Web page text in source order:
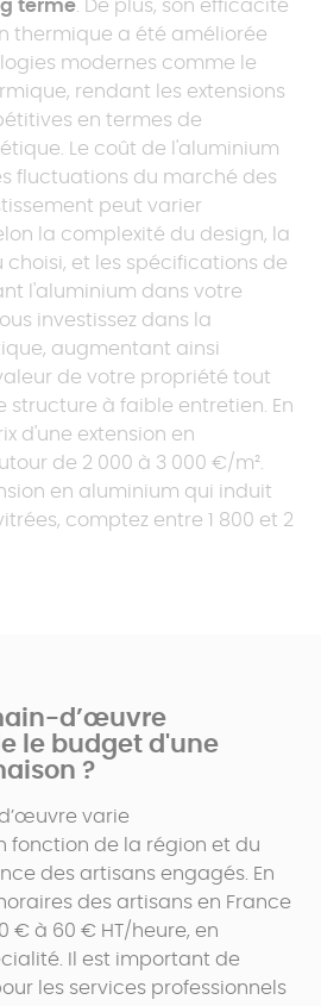
terme. De plus, son efficacité
thermique a été améliorée
modernes comme le
rendant les extensions
en termes de
Le coût de l'aluminium
fluctuations du marché des
peut varier
la complexité du design, la
et les spécifications de
l'aluminium dans votre
investissez dans la
augmentant ainsi
de votre propriété tout
structure à faible entretien. En
d'une extension en
de 2 000 à 3 000 €/m².
en aluminium qui induit
comptez entre 1 800 et 2
d’œuvre
le budget d'une
?
varie
fonction de la région et du
des artisans engagés. En
des artisans en France
€ à 60 € HT/heure, en
Il est important de
les services professionnels